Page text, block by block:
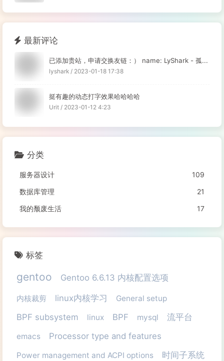
最新评论
已添加贵站，申请交换友链：） name: LyShark - 孤...
lyshark / 2023-01-18 17:38
挺有趣的动态打字效果哈哈哈哈
Urit / 2023-01-12 4:23
分类
服务器设计
109
数据库管理
21
我的颓废生活
17
标签
gentoo Gentoo 6.6.13 内核配置选项
内核裁剪 linux内核学习 General setup
BPF subsystem linux BPF mysql 流平台
emacs Processor type and features
Power management and ACPI options 时间子系统